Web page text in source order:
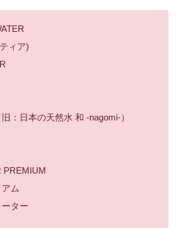
ィア)
：日本の天然水 和 -nagomi-）
PREMIUM
ム
ター